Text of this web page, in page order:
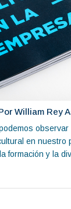
William Rey
en nuestro
formación y la